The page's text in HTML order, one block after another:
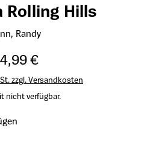
Rolling Hills
Randy
€
zzgl. Versandkosten
nicht verfügbar.